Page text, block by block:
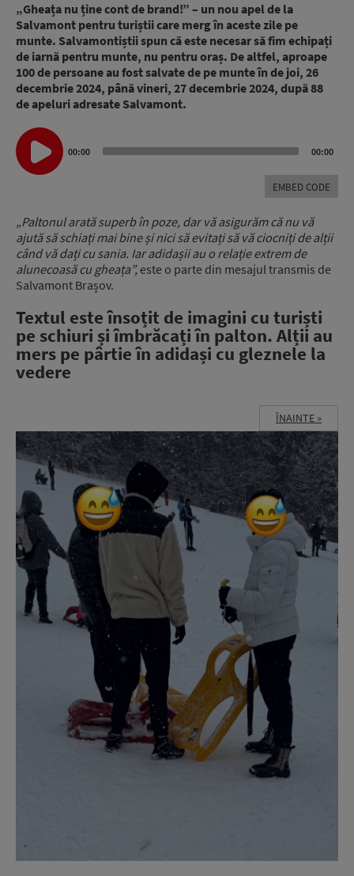
„Gheața nu ține cont de brand!” – un nou apel de la
Salvamont pentru turiștii care merg în aceste zile pe
munte. Salvamontiștii spun că este necesar să fim echipați
de iarnă pentru munte, nu pentru oraș. De altfel, aproape
100 de persoane au fost salvate de pe munte în de joi, 26
decembrie 2024, până vineri, 27 decembrie 2024, după 88
de apeluri adresate Salvamont.
Audio
Player
00:00 00:00
EMBED CODE
„Paltonul arată superb în poze, dar vă asigurăm că nu vă
ajută să schiați mai bine și nici să evitați să vă ciocniți de alții
când vă dați cu sania. Iar adidașii au o relație extrem de
alunecoasă cu gheața”, este o parte din mesajul transmis de
Salvamont Brașov.
Textul este însoțit de imagini cu turiști
pe schiuri și îmbrăcați în palton. Alții au
mers pe pârtie în adidași cu gleznele la
vedere
ÎNAINTE »